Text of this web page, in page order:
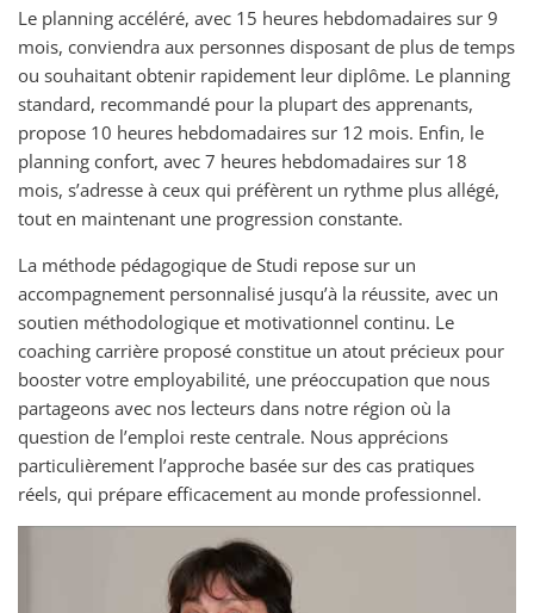
Le planning accéléré, avec 15 heures hebdomadaires sur 9
mois, conviendra aux personnes disposant de plus de temps
ou souhaitant obtenir rapidement leur diplôme. Le planning
standard, recommandé pour la plupart des apprenants,
propose 10 heures hebdomadaires sur 12 mois. Enfin, le
planning confort, avec 7 heures hebdomadaires sur 18
mois, s’adresse à ceux qui préfèrent un rythme plus allégé,
tout en maintenant une progression constante.
La méthode pédagogique de Studi repose sur un
accompagnement personnalisé jusqu’à la réussite, avec un
soutien méthodologique et motivationnel continu. Le
coaching carrière proposé constitue un atout précieux pour
booster votre employabilité, une préoccupation que nous
partageons avec nos lecteurs dans notre région où la
question de l’emploi reste centrale. Nous apprécions
particulièrement l’approche basée sur des cas pratiques
réels, qui prépare efficacement au monde professionnel.